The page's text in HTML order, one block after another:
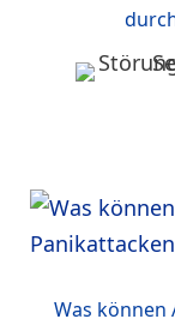
Was können